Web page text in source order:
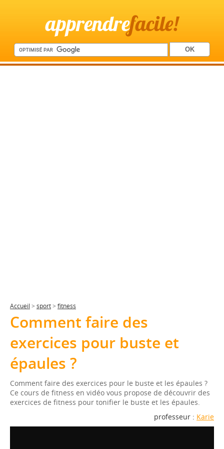
apprendrefacile!
Accueil > sport> fitness
Comment faire des
exercices pour buste et
épaules ?
Comment faire des exercices pour le buste et les épaules ?
Ce cours de fitness en vidéo vous propose de découvrir des
exercices de fitness pour tonifier le buste et les épaules.
professeur : Karie